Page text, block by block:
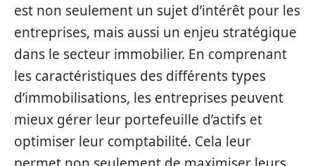
est non seulement un sujet d’intérêt pour les
entreprises, mais aussi un enjeu stratégique
dans le secteur immobilier. En comprenant
les caractéristiques des différents types
d’immobilisations, les entreprises peuvent
mieux gérer leur portefeuille d’actifs et
optimiser leur comptabilité. Cela leur